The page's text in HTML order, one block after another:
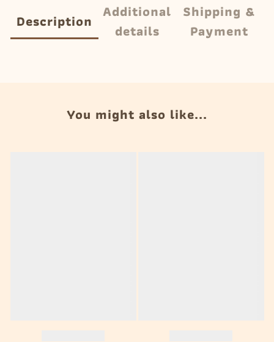
Description Additional
details
Shipping &
Payment
You might also like...